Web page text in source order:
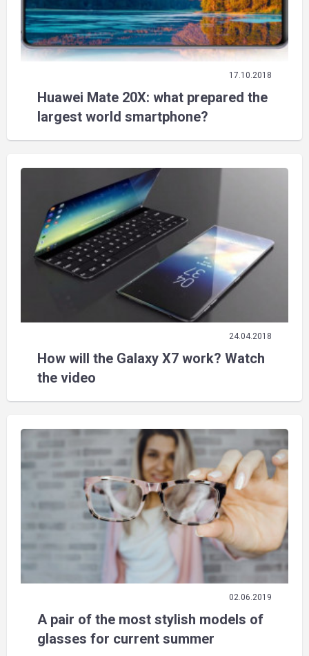
17.10.2018
Huawei Mate 20X: what prepared the
largest world smartphone?
24.04.2018
How will the Galaxy X7 work? Watch
the video
02.06.2019
A pair of the most stylish models of
glasses for current summer